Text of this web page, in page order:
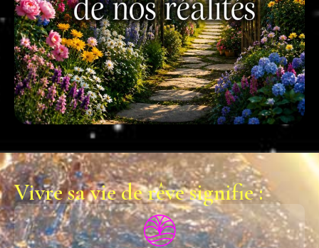
Vivre sa vie de rêve signifie :